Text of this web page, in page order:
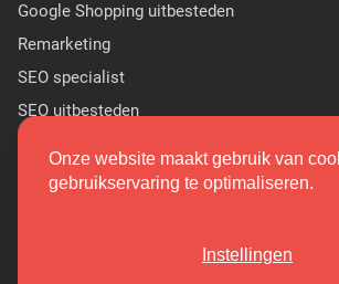
Google Shopping uitbesteden
Remarketing
SEO specialist
SEO uitbesteden
PR linkbuilding
(9.7/10)
Onze website maakt gebruik van
gebruikservaring te optimaliseren.
Instellingen